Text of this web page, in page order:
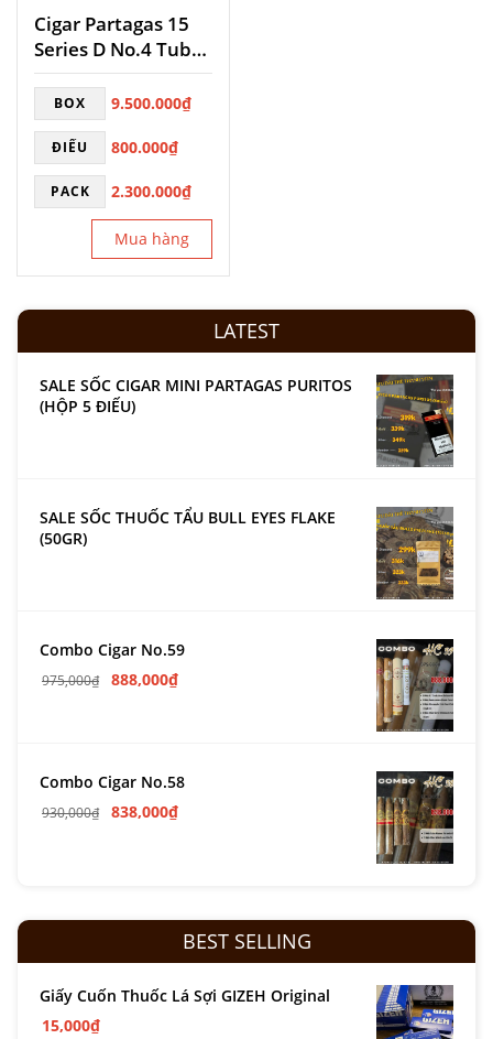
Cigar Partagas 15
Series D No.4 Tubos
Séc
BOX 9.500.000₫
ĐIẾU 800.000₫
PACK 2.300.000₫
Mua hàng
LATEST
SALE SỐC CIGAR MINI PARTAGAS PURITOS
(HỘP 5 ĐIẾU)
SALE SỐC THUỐC TẨU BULL EYES FLAKE
(50GR)
Combo Cigar No.59
975,000₫ 888,000₫
Combo Cigar No.58
930,000₫ 838,000₫
BEST SELLING
Giấy Cuốn Thuốc Lá Sợi GIZEH Original
15,000₫